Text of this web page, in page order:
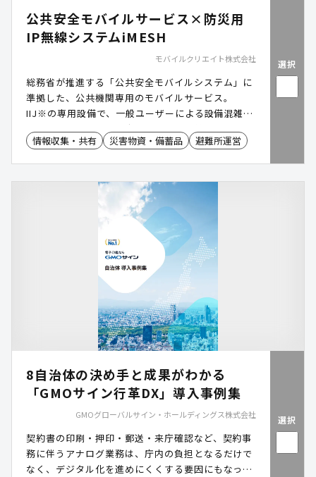
公共安全モバイルサービス×防災用
IP無線システムiMESH
モバイルクリエイト株式会社
総務省が推進する「公共安全モバイルシステム」に
準拠した、公共機関専用のモバイルサービス。
IIJ※の専用設備で、一般ユーザーによる設備混雑の
影響を受けにくい、安定した通信を提供します。 さ
らに、マルチキャリア対応による冗長性を備え、災
情報収集・共有 災害物資・備蓄品 避難所運営
選択
8自治体の決め手と成果がわかる
「GMOサイン行革DX」導入事例集
GMOグローバルサイン・ホールディングス株式会社
契約書の印刷・押印・郵送・来庁確認など、契約事
務に伴うアナログ業務は、庁内の負担となるだけで
なく、デジタル化を進めにくくする要因にもなって
選択